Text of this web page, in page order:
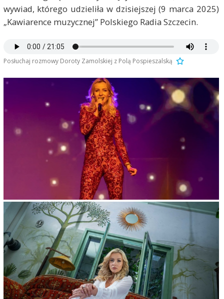
wywiad, którego udzieliła w dzisiejszej (9 marca 2025)
„Kawiarence muzycznej” Polskiego Radia Szczecin.
Posłuchaj rozmowy Doroty Zamolskiej z Polą Pospieszalską